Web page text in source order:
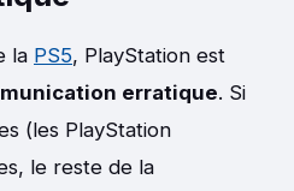
la PS5, PlayStation est
erratique. Si
(les PlayStation
le reste de la